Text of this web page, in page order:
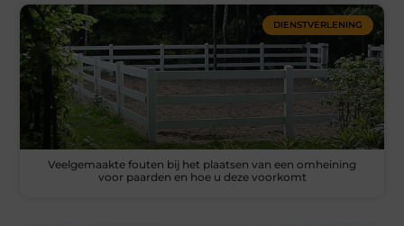
DIENSTVERLENING
Veelgemaakte fouten bij het plaatsen van een omheining
voor paarden en hoe u deze voorkomt